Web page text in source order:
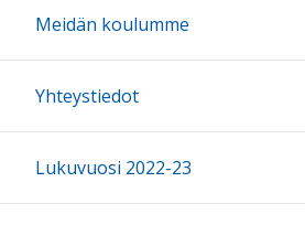
16:00
Meidän koulumme
Yhteystiedot
Lukuvuosi 2022-23